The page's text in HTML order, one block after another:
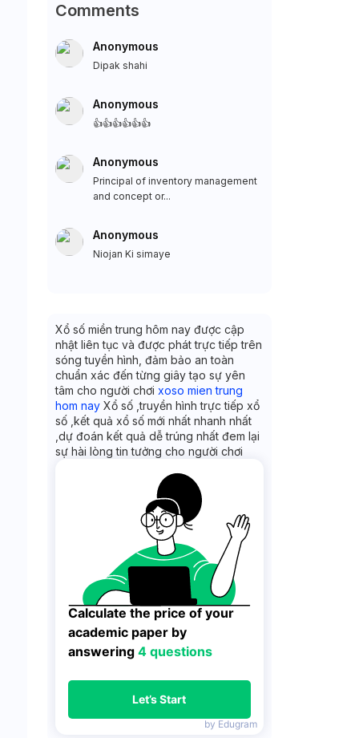
Comments
Anonymous
Dipak shahi
Anonymous
👍👍👍👍👍👍
Anonymous
Principal of inventory management
and concept or...
Anonymous
Niojan Ki simaye
Xổ số miền trung hôm nay được cập
nhật liên tục và được phát trực tiếp trên
sóng tuyền hình, đảm bảo an toàn
chuẩn xác đến từng giây tạo sự yên
tâm cho người chơi xoso mien trung
hom nayXổ số ,truyền hình trực tiếp xổ
số ,kết quả xổ số mới nhất nhanh nhất
,dự đoán kết quả dễ trúng nhất đem lại
sự hài lòng tin tưởng cho người chơi
Calculate the price of your
academic paper by
answering 4 questions
Let’s Start
by Edugram